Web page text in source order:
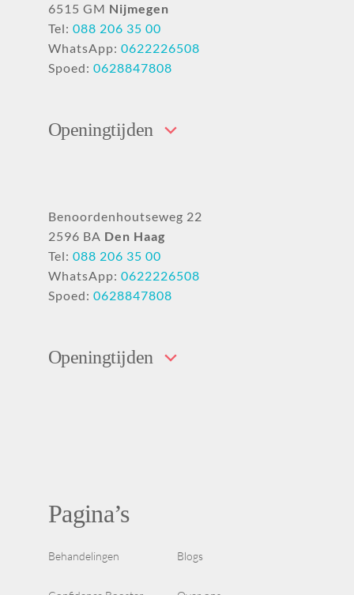
6515 GM Nijmegen
Tel: 088 206 35 00
WhatsApp: 0622226508
Spoed: 0628847808
Openingtijden
Benoordenhoutseweg 22
2596 BA Den Haag
Tel: 088 206 35 00
WhatsApp: 0622226508
Spoed: 0628847808
Openingtijden
Pagina’s
Behandelingen Blogs